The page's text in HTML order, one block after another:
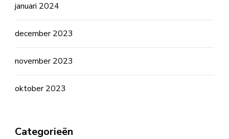
januari 2024
december 2023
november 2023
oktober 2023
Categorieën